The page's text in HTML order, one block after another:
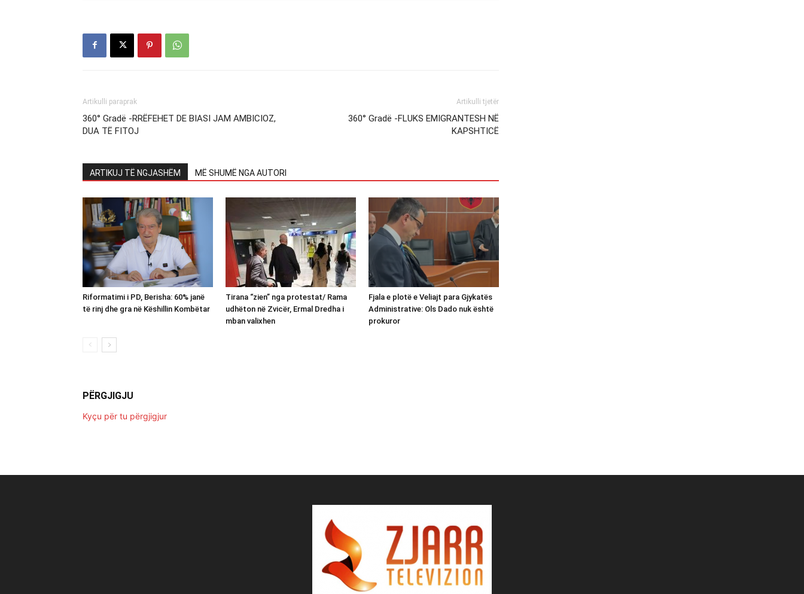
Artikulli paraprak
360° Gradë -RRËFEHET DE BIASI JAM AMBICIOZ,
DUA TË FITOJ
Artikulli tjetër
360° Gradë -FLUKS EMIGRANTESH NË
KAPSHTICË
ARTIKUJ TË NGJASHËM MË SHUMË NGA AUTORI
Riformatimi i PD, Berisha: 60% janë
të rinj dhe gra në Këshillin Kombëtar
Tirana “zien” nga protestat/ Rama
udhëton në Zvicër, Ermal Dredha i
mban valixhen
Fjala e plotë e Veliajt para Gjykatës
Administrative: Ols Dado nuk është
prokuror
PËRGJIGJU
Kyçu për tu përgjigjur